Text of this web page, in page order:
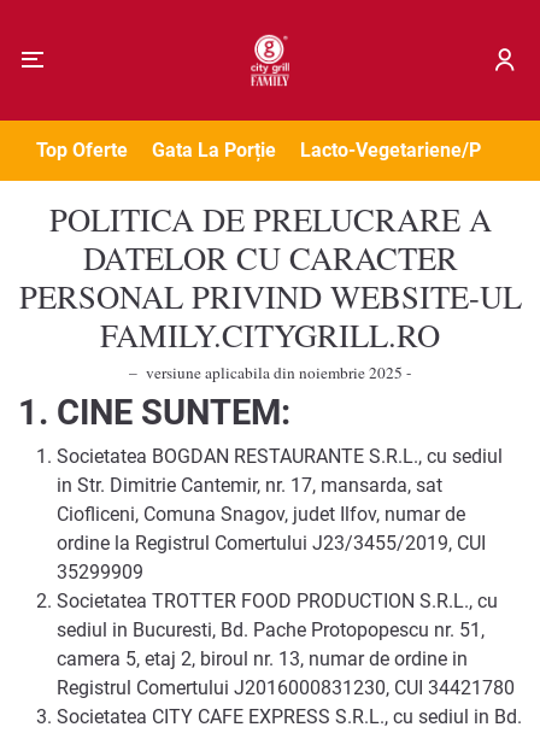
Top Oferte Gata La Porție Lacto-Vegetariene/Post
POLITICA DE PRELUCRARE A
DATELOR CU CARACTER
PERSONAL PRIVIND WEBSITE-UL
FAMILY.CITYGRILL.RO
– versiune aplicabila din noiembrie 2025 -
1. CINE SUNTEM:
Societatea BOGDAN RESTAURANTE S.R.L., cu sediul
in Str. Dimitrie Cantemir, nr. 17, mansarda, sat
Ciofliceni, Comuna Snagov, judet Ilfov, numar de
ordine la Registrul Comertului J23/3455/2019, CUI
35299909
Societatea TROTTER FOOD PRODUCTION S.R.L., cu
sediul in Bucuresti, Bd. Pache Protopopescu nr. 51,
camera 5, etaj 2, biroul nr. 13, numar de ordine in
Registrul Comertului J2016000831230, CUI 34421780
Societatea CITY CAFE EXPRESS S.R.L., cu sediul in Bd.